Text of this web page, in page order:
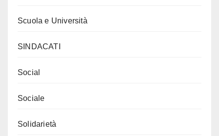
Scuola e Università
SINDACATI
Social
Sociale
Solidarietà